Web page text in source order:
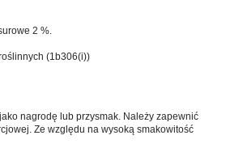
2 %.
(1b306(i))
nagrodę lub przysmak. Należy zapewnić
Ze względu na wysoką smakowitość